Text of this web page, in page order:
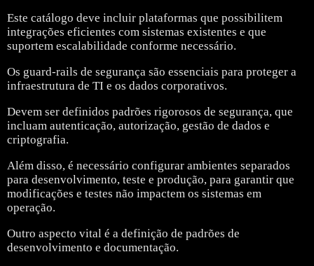
Este catálogo deve incluir plataformas que possibilitem
integrações eficientes com sistemas existentes e que
suportem escalabilidade conforme necessário.
Os guard-rails de segurança são essenciais para proteger a
infraestrutura de TI e os dados corporativos.
Devem ser definidos padrões rigorosos de segurança, que
incluam autenticação, autorização, gestão de dados e
criptografia.
Além disso, é necessário configurar ambientes separados
para desenvolvimento, teste e produção, para garantir que
modificações e testes não impactem os sistemas em
operação.
Outro aspecto vital é a definição de padrões de
desenvolvimento e documentação.